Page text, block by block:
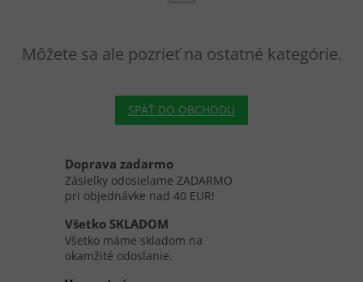
Môžete sa ale pozrieť na ostatné kategórie.
SPÄŤ DO OBCHODU
Doprava zadarmo
Zásielky odosielame ZADARMO
pri objednávke nad 40 EUR!
Všetko SKLADOM
Všetko máme skladom na
okamžité odoslanie.